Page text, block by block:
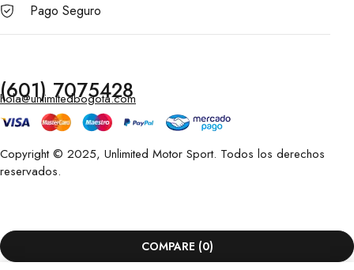
Pago Seguro
(601) 7075428
hola@unlimitedbogota.com
Copyright © 2025, Unlimited Motor Sport. Todos los derechos
reservados.
COMPARE (0)